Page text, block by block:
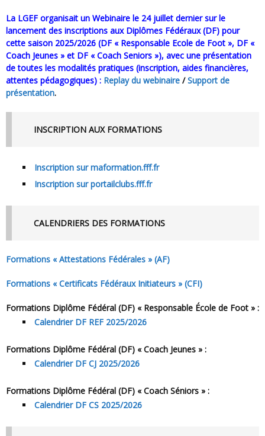
La LGEF organisait un Webinaire le 24 juillet dernier sur le
lancement des inscriptions aux Diplômes Fédéraux (DF) pour
cette saison 2025/2026 (DF « Responsable Ecole de Foot », DF «
Coach Jeunes » et DF « Coach Seniors »), avec une présentation
de toutes les modalités pratiques (inscription, aides financières,
attentes pédagogiques) : Replay du webinaire /Support de
présentation.
INSCRIPTION AUX FORMATIONS
Inscription sur maformation.fff.fr
Inscription sur portailclubs.fff.fr
CALENDRIERS DES FORMATIONS
Formations « Attestations Fédérales » (AF)
Formations « Certificats Fédéraux Initiateurs » (CFI)
Formations Diplôme Fédéral (DF) « Responsable École de Foot » :
Calendrier DF REF 2025/2026
Formations Diplôme Fédéral (DF) « Coach Jeunes » :
Calendrier DF CJ 2025/2026
Formations Diplôme Fédéral (DF) « Coach Séniors » :
Calendrier DF CS 2025/2026